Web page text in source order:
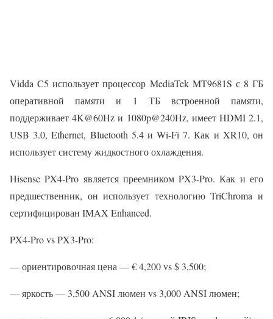
Vidda C5 использует процессор MediaTek MT9681S с 8 ГБ
оперативной памяти и 1 ТБ встроенной памяти,
поддерживает 4K@60Hz и 1080p@240Hz, имеет HDMI 2.1,
USB 3.0, Ethernet, Bluetooth 5.4 и Wi-Fi 7. Как и XR10, он
использует систему жидкостного охлаждения.
Hisense PX4-Pro является преемником PX3-Pro. Как и его
предшественник, он использует технологию TriChroma и
сертифицирован IMAX Enhanced.
PX4-Pro vs PX3-Pro:
— ориентировочная цена — € 4,200 vs $ 3,500;
— яркость — 3,500 ANSI люмен vs 3,000 ANSI люмен;